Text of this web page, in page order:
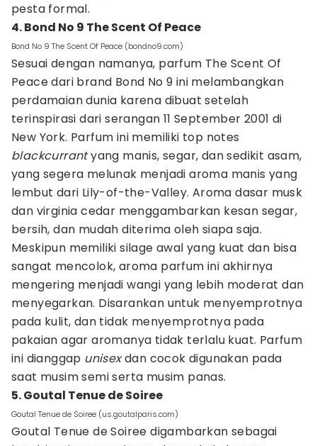
pesta formal.
4. Bond No 9 The Scent Of Peace
Bond No 9 The Scent Of Peace (bondno9.com)
Sesuai dengan namanya, parfum The Scent Of
Peace dari brand Bond No 9 ini melambangkan
perdamaian dunia karena dibuat setelah
terinspirasi dari serangan 11 September 2001 di
New York. Parfum ini memiliki top notes
blackcurrantyang manis, segar, dan sedikit asam,
yang segera melunak menjadi aroma manis yang
lembut dari Lily-of-the-Valley. Aroma dasar musk
dan virginia cedar menggambarkan kesan segar,
bersih, dan mudah diterima oleh siapa saja.
Meskipun memiliki silage awal yang kuat dan bisa
sangat mencolok, aroma parfum ini akhirnya
mengering menjadi wangi yang lebih moderat dan
menyegarkan. Disarankan untuk menyemprotnya
pada kulit, dan tidak menyemprotnya pada
pakaian agar aromanya tidak terlalu kuat. Parfum
ini dianggap unisexdan cocok digunakan pada
saat musim semi serta musim panas.
5. Goutal Tenue de Soiree
Goutal Tenue de Soiree (us.goutalparis.com)
Goutal Tenue de Soiree digambarkan sebagai